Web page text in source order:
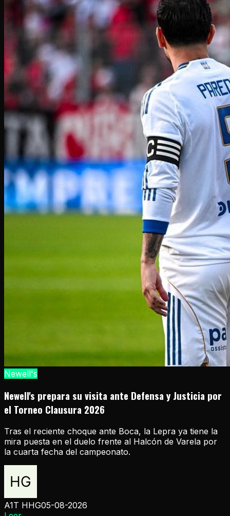
Newell's
Newell's prepara su visita ante Defensa y Justicia por
el Torneo Clausura 2026
Tras el reciente choque ante Boca, la Lepra ya tiene la
mira puesta en el duelo frente al Halcón de Varela por
la cuarta fecha del campeonato.
A1T HHG05-08-2026